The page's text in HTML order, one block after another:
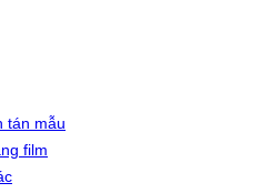
tán mẫu
film